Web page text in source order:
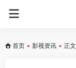
首页 • 影视资讯 • 正文